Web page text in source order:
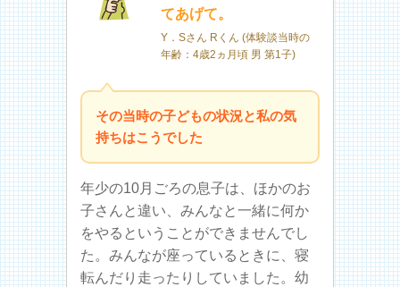
てあげて。
Y．Sさん Rくん (体験談当時の
年齢：4歳2ヵ月頃 男 第1子)
その当時の子どもの状況と私の気
持ちはこうでした
年少の10月ごろの息子は、ほかのお
子さんと違い、みんなと一緒に何か
をやるということができませんでし
た。みんなが座っているときに、寝
転んだり走ったりしていました。幼